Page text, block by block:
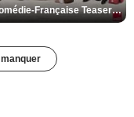
De la Comédie-Française Teaser VF